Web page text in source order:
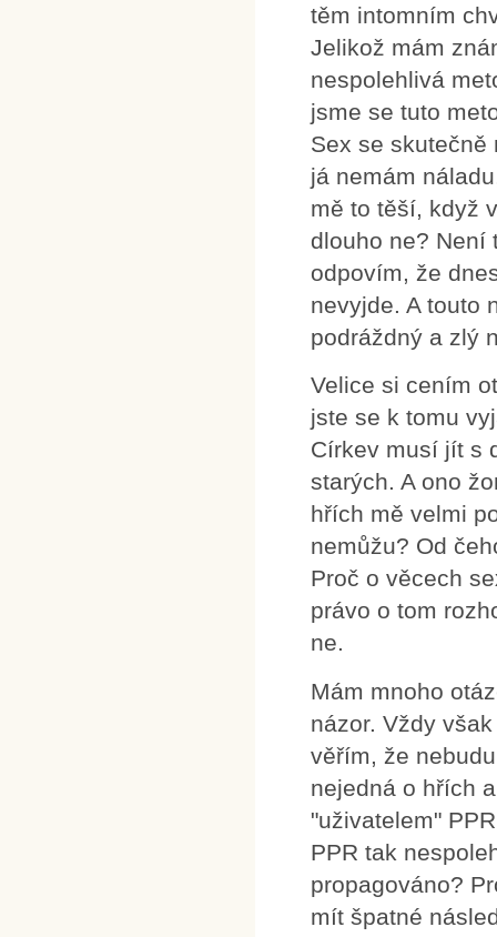
těm intomním
Jelikož mám
nespolehlivá
jsme se tuto
Sex se skutečně
já nemám
mě to těší, když
dlouho ne? Není
odpovím, že
nevyjde. A touto
podráždný a zlý
Velice si cením
jste se k tomu
Církev musí jít s
starých. A ono
hřích mě velmi
nemůžu? Od
Proč o věcech
právo o tom
ne.
Mám mnoho
názor. Vždy
věřím, že
nejedná o hřích
"uživatelem"
PPR tak
propagováno?
mít špatné